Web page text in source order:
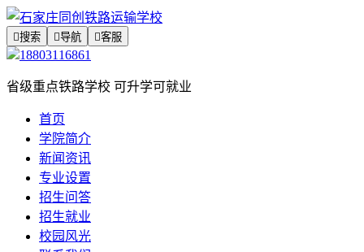
搜索 导航 客服
18803116861
省级重点铁路学校 可升学可就业
首页
学院简介
新闻资讯
专业设置
招生问答
招生就业
校园风光